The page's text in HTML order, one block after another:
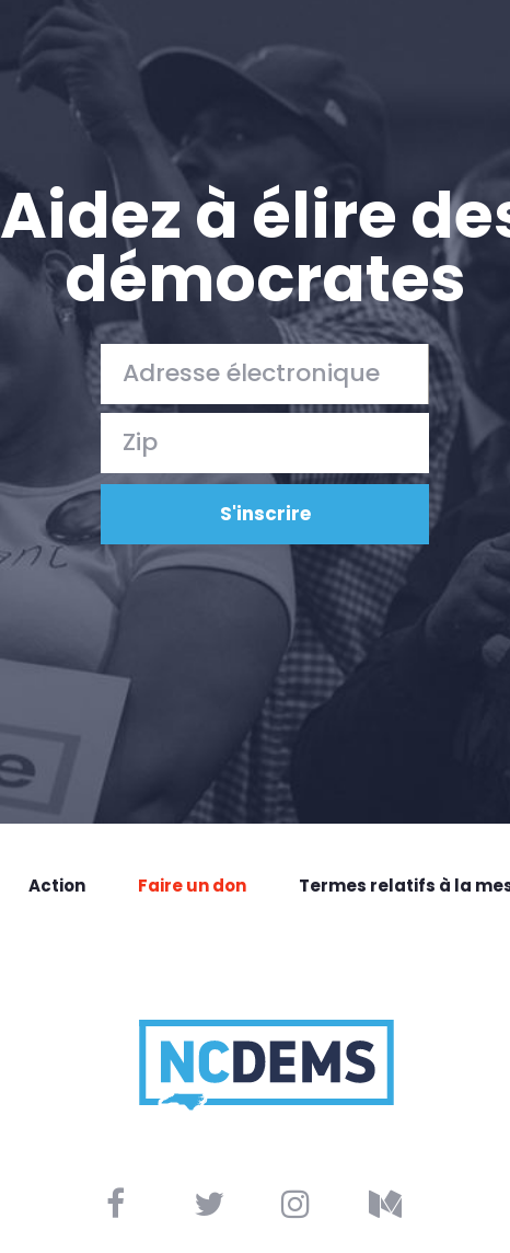
Presse
Votre fête
Action
Aidez à élire
démocrates
Action Faire un don
Termes relatifs à la